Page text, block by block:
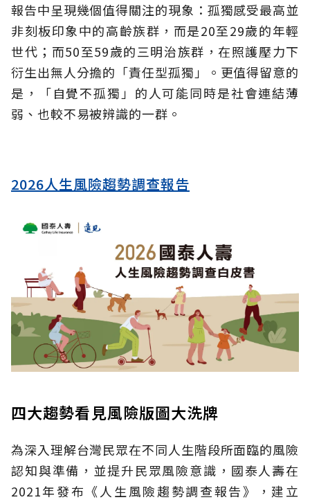
報告中呈現幾個值得關注的現象：孤獨感受最高並
非刻板印象中的高齡族群，而是20至29歲的年輕
世代；而50至59歲的三明治族群，在照護壓力下
衍生出無人分擔的「責任型孤獨」。更值得留意的
是，「自覺不孤獨」的人可能同時是社會連結薄
弱、也較不易被辨識的一群。
2026人生風險趨勢調查報告
四大趨勢看見風險版圖大洗牌
為深入理解台灣民眾在不同人生階段所面臨的風險
認知與準備，並提升民眾風險意識，國泰人壽在
2021年發布《人生風險趨勢調查報告》，建立